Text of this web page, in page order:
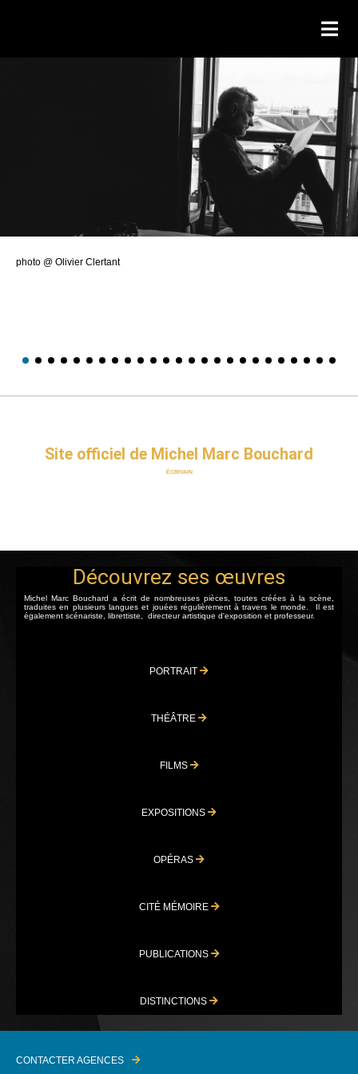
photo @ Olivier Clertant
Site officiel de Michel Marc Bouchard
ÉCRIVAIN
Découvrez ses œuvres
Michel Marc Bouchard a écrit de nombreuses pièces, toutes créées à la scène,
traduites en plusieurs langues et jouées régulièrement à travers le monde. Il est
également scénariste, librettiste, directeur artistique d'exposition et professeur.
PORTRAIT
THÉÂTRE
FILMS
EXPOSITIONS
OPÉRAS
CITÉ MÉMOIRE
PUBLICATIONS
DISTINCTIONS
CONTACTER AGENCES